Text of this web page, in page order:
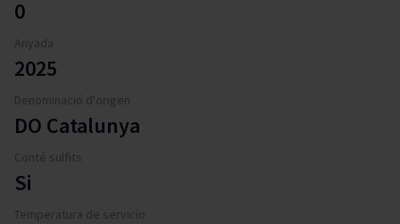
0
Anyada
2025
Denominació d'origen
DO Catalunya
Conté sulfits
Si
Temperatura de servicio